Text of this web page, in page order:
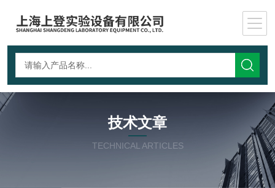
技术文章
TECHNICAL ARTICLES